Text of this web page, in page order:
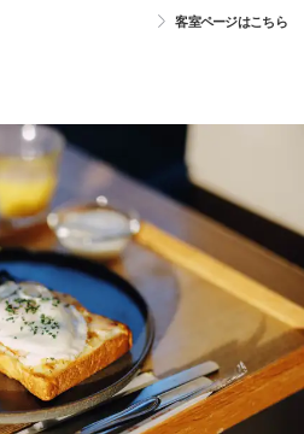
客室ページはこちら